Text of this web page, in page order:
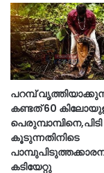
പറമ്പ്
കണ്ടത് 60
പെരുമ്പാമ്പിനെ,പിടി
കൂടുന്നതിനിടെ
കടിയേറ്റു